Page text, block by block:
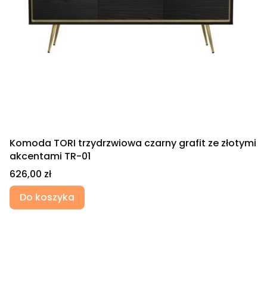
Komoda TORI trzydrzwiowa czarny grafit ze złotymi
akcentami TR-01
Cena
626,00 zł
Do koszyka